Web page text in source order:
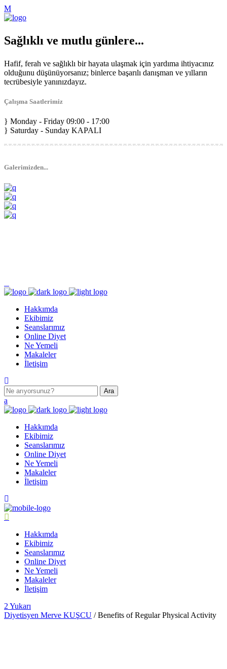
Sağlıklı ve mutlu günlere...
Hafif, ferah ve sağlıklı bir hayata ulaşmak için yardıma ihtiyacınız
olduğunu düşünüyorsanız; binlerce başarılı danışman ve yılların
tecrübesiyle yanınızdayız.
Çalışma Saatlerimiz
Monday - Friday 09:00 - 17:00
Saturday - Sunday KAPALI
Galerimizden...
Hakkımda
Ekibimiz
Seanslarımız
Online Diyet
Ne Yemeli
Makaleler
İletişim
Hakkımda
Ekibimiz
Seanslarımız
Online Diyet
Ne Yemeli
Makaleler
İletişim
Hakkımda
Ekibimiz
Seanslarımız
Online Diyet
Ne Yemeli
Makaleler
İletişim
Yukarı
Diyetisyen Merve KUŞCU /Benefits of Regular Physical Activity